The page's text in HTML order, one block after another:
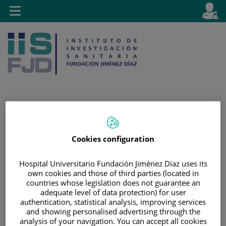
Jump to content
Active
en
Toggle
navigation
Cookies configuration
Hospital Universitario Fundación Jiménez Díaz uses its
own cookies and those of third parties (located in
countries whose legislation does not guarantee an
adequate level of data protection) for user
authentication, statistical analysis, improving services
and showing personalised advertising through the
analysis of your navigation. You can accept all cookies